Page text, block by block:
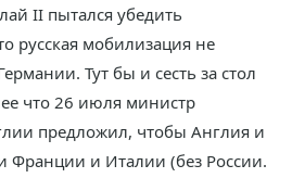
II пытался убедить
русская мобилизация не
Тут бы и сесть за стол
что 26 июля министр
предложил, чтобы Англия и
Франции и Италии (без России.